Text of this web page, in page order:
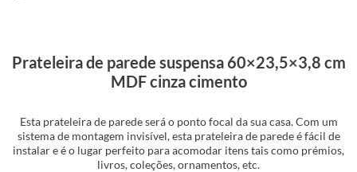
Prateleira de parede suspensa 60×23,5×3,8 cm
MDF cinza cimento
Esta prateleira de parede será o ponto focal da sua casa. Com um
sistema de montagem invisível, esta prateleira de parede é fácil de
instalar e é o lugar perfeito para acomodar itens tais como prémios,
livros, coleções, ornamentos, etc.